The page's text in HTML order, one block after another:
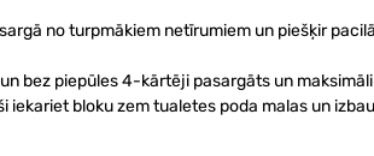
no turpmākiem netīrumiem un piešķir
bez piepūles 4-kārtēji pasargāts un maksimāli
bloku zem tualetes poda malas un